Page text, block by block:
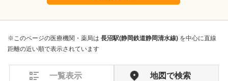
※このページの医療機関・薬局は 長沼駅(静岡鉄道静岡清水線) を中心に直線
距離の近い順で表示されています
一覧表示 地図で検索